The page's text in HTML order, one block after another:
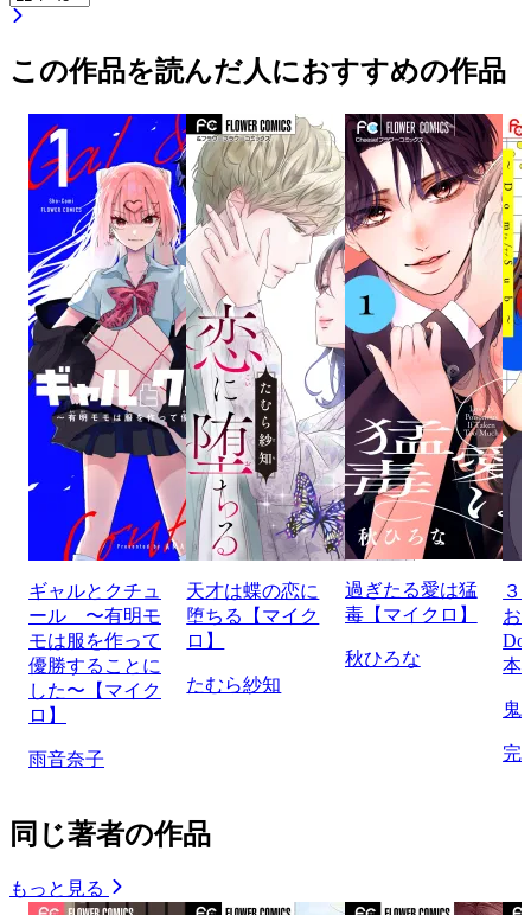
この作品を読んだ人におすすめの作品
ギャルとクチュ
ール 〜有明モ
モは服を作って
優勝することに
した〜【マイク
ロ】
雨音奈子
天才は蝶の恋に
堕ちる【マイク
ロ】
たむら紗知
過ぎたる愛は猛
毒【マイクロ】
秋ひろな
３
お
本
鬼
完
同じ著者の作品
もっと見る